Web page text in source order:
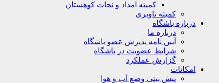
کمیته امداد و نجات کوهستان
کمیته ناوبری
باشگاه
درباره ما
آیین نامه پذیرش عضو باشگاه
شرایط عضویت در باشگاه
گزارش عملکرد
پیش بینی وضع آب و هوا